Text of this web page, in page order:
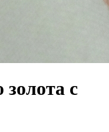
золота с